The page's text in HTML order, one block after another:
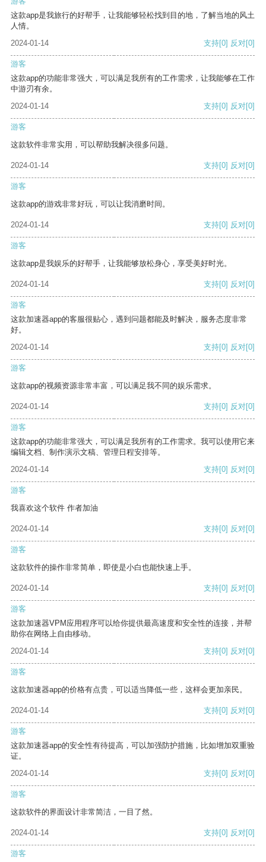
这款app是我旅行的好帮手，让我能够轻松找到目的地，了解当地的风土
人情。
2024-01-14
支持[0] 反对[0]
游客
这款app的功能非常强大，可以满足我所有的工作需求，让我能够在工作
中游刃有余。
2024-01-14
支持[0] 反对[0]
游客
这款软件非常实用，可以帮助我解决很多问题。
2024-01-14 支持[0] 反对[0]
游客
这款app的游戏非常好玩，可以让我消磨时间。
2024-01-14 支持[0] 反对[0]
游客
这款app是我娱乐的好帮手，让我能够放松身心，享受美好时光。
2024-01-14 支持[0] 反对[0]
游客
这款加速器app的客服很贴心，遇到问题都能及时解决，服务态度非常
好。
2024-01-14
支持[0] 反对[0]
游客
这款app的视频资源非常丰富，可以满足我不同的娱乐需求。
2024-01-14 支持[0] 反对[0]
游客
这款app的功能非常强大，可以满足我所有的工作需求。我可以使用它来
编辑文档、制作演示文稿、管理日程安排等。
2024-01-14
支持[0] 反对[0]
游客
我喜欢这个软件 作者加油
2024-01-14 支持[0] 反对[0]
游客
这款软件的操作非常简单，即使是小白也能快速上手。
2024-01-14 支持[0] 反对[0]
游客
这款加速器VPM应用程序可以给你提供最高速度和安全性的连接，并帮
助你在网络上自由移动。
2024-01-14
支持[0] 反对[0]
游客
这款加速器app的价格有点贵，可以适当降低一些，这样会更加亲民。
2024-01-14 支持[0] 反对[0]
游客
这款加速器app的安全性有待提高，可以加强防护措施，比如增加双重验
证。
2024-01-14
支持[0] 反对[0]
游客
这款软件的界面设计非常简洁，一目了然。
2024-01-14 支持[0] 反对[0]
游客